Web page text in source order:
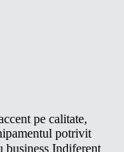
pe calitate,
potrivit
Indiferent